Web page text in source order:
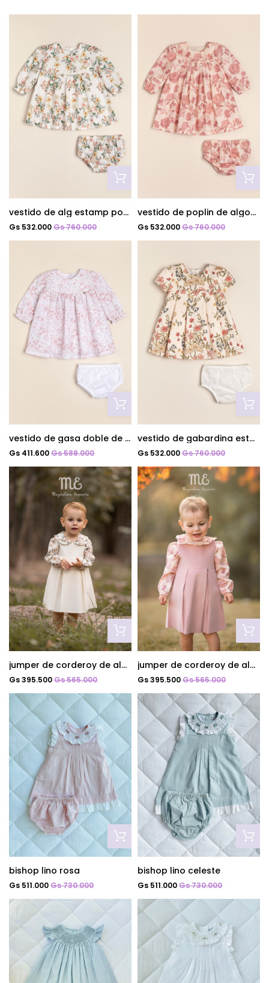
vestido de alg estamp poupee
Gs 532.000Gs 760.000
vestido de poplin de algodon estampado roses are roses
Gs 532.000Gs 760.000
vestido de gasa doble de algodon liberty loletta
Gs 411.600Gs 588.000
vestido de gabardina estamp julita
Gs 532.000Gs 760.000
jumper de corderoy de algodon forrado poupee
Gs 395.500Gs 565.000
jumper de corderoy de algodon forrado jazmin rosa
Gs 395.500Gs 565.000
bishop lino rosa
Gs 511.000Gs 730.000
bishop lino celeste
Gs 511.000Gs 730.000